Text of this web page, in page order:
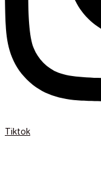
Tiktok